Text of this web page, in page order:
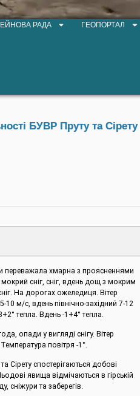
РАДА ГЕОПОРТАЛ
БУВР Пруту та Сірету
переважала хмарна з проясненнями
сніг, сніг, вдень дощ з мокрим
На дорогах ожеледиця. Вітер
10 м/с, вдень північно-західний 7-12
тепла. Вдень -1+4° тепла.
опади у вигляді снігу. Вітер
повітря -1°.
Сірету спостерігаються добові
явища відмічаються в гірській
сніжури та заберегів.